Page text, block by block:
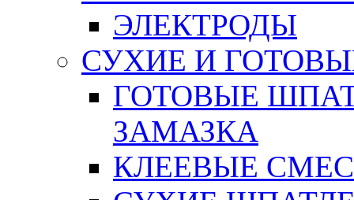
ЭЛЕКТРОДЫ
СУХИЕ И
ГОТОВЫЕ
ЗАМАЗКА
КЛЕЕВЫЕ